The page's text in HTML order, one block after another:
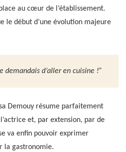
au cœur de l’établissement.
le début d’une évolution majeure
demandais d’aller en cuisine !”
Demouy résume parfaitement
et, par extension, par de
va enfin pouvoir exprimer
la gastronomie.